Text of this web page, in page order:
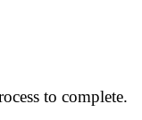
to complete.